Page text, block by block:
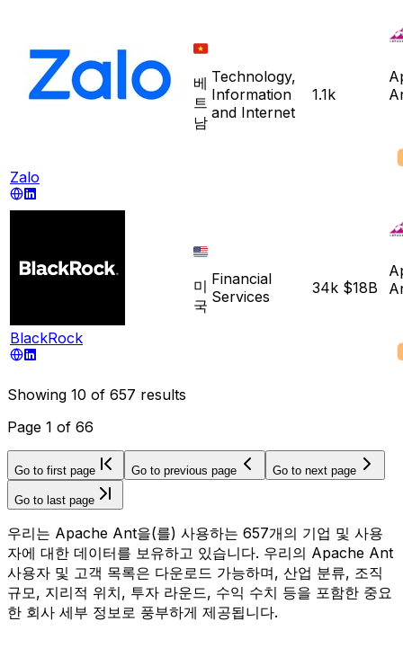
Zalo
베
트
남
Technology,
Information
and Internet
1.1k
BlackRock
미
국
Financial
Services
34k $18B
Showing 10 of 657 results
Page 1 of 66
Go to first page Go to previous page Go to next page
Go to last page
우리는 Apache Ant을(를) 사용하는 657개의 기업 및 사용
자에 대한 데이터를 보유하고 있습니다. 우리의 Apache Ant
사용자 및 고객 목록은 다운로드 가능하며, 산업 분류, 조직
규모, 지리적 위치, 투자 라운드, 수익 수치 등을 포함한 중요
한 회사 세부 정보로 풍부하게 제공됩니다.